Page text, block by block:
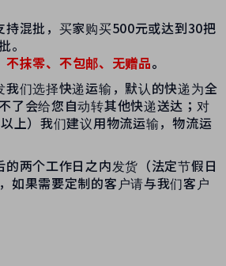
持混批，买家购买500元或达到30把
。
不抹零、不包邮、无赠品。
们选择快递运输，默认的快递为全
了会给您自动转其他快递送达；对
上）我们建议用物流运输，物流运
两个工作日之内发货（法定节假日
如果需要定制的客户请与我们客户